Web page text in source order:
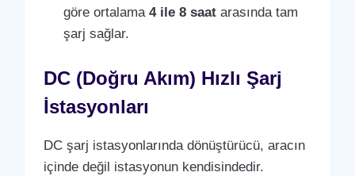
göre ortalama4 ile 8 saat arasında tam
şarj sağlar.
DC (Doğru Akım) Hızlı Şarj
İstasyonları
DC şarj istasyonlarında dönüştürücü, aracın
içinde değil istasyonun kendisindedir.